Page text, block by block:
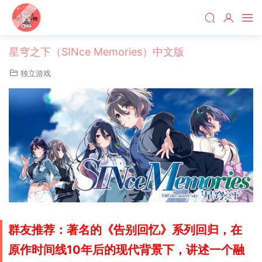
星穹之下（SINce Memories）中文版
独立游戏
群友推荐：著名的《告别回忆》系列回归，在
原作时间线10年后的现代背景下，讲述一个融